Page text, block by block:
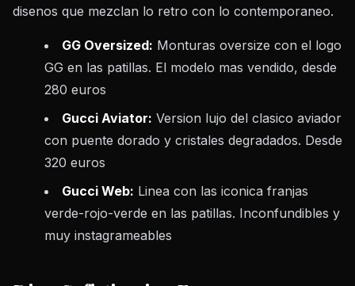
disenos que mezclan lo retro con lo contemporaneo.
GG Oversized: Monturas oversize con el logo
GG en las patillas. El modelo mas vendido, desde
280 euros
Gucci Aviator: Version lujo del clasico aviador
con puente dorado y cristales degradados. Desde
320 euros
Gucci Web: Linea con las iconica franjas
verde-rojo-verde en las patillas. Inconfundibles y
muy instagrameables